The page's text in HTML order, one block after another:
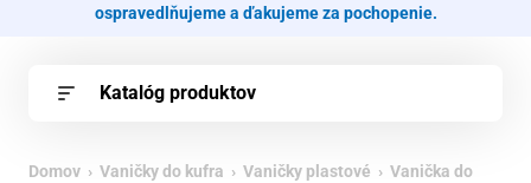
ospravedlňujeme a ďakujeme za pochopenie.
Katalóg produktov
Domov › Vaničky do kufra › Vaničky plastové › Vanička do